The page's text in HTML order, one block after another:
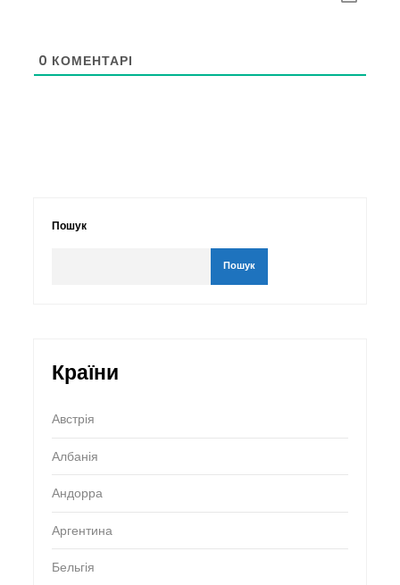
0 КОМЕНТАРІ
Пошук
Пошук
Країни
Австрія
Албанія
Андорра
Аргентина
Бельгія